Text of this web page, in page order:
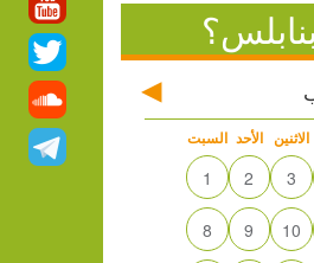
السبت الأحد الاثنين
1 2 3
8 9 10